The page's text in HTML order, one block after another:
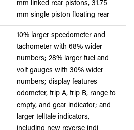
mm linked rear pistons, 31.75
mm single piston floating rear
10% larger speedometer and
tachometer with 68% wider
numbers; 28% larger fuel and
volt gauges with 30% wider
numbers; display features
odometer, trip A, trip B, range to
empty, and gear indicator; and
larger telltale indicators,